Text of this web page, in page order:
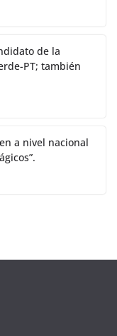
de la
PT; también
a nivel nacional